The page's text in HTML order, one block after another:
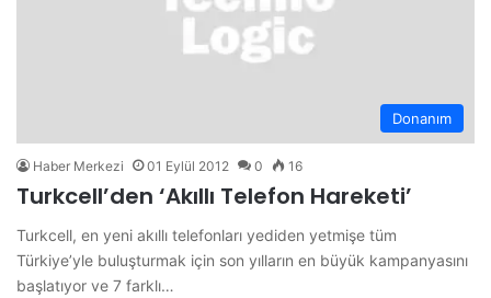
Donanım
Haber Merkezi 01 Eylül 2012 0 16
Turkcell’den ‘Akıllı Telefon Hareketi’
Turkcell, en yeni akıllı telefonları yediden yetmişe tüm
Türkiye’yle buluşturmak için son yılların en büyük kampanyasını
başlatıyor ve 7 farklı…